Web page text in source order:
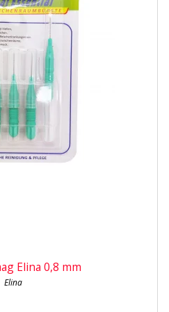
Elina 0,8 mm
Elina